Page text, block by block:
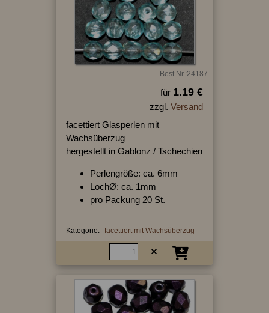
Best.Nr.:24187
für 1.19 €
zzgl. Versand
facettiert Glasperlen mit
Wachsüberzug
hergestellt in Gablonz / Tschechien
Perlengröße: ca. 6mm
LochØ: ca. 1mm
pro Packung 20 St.
Kategorie: facettiert mit Wachsüberzug